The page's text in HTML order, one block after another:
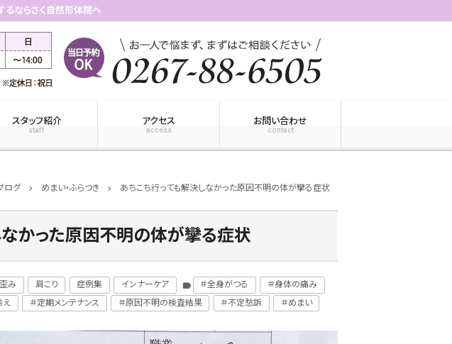
るならさく自然形体院へ
スタッフ紹介
staff
アクセス
access
お問い合わせ
contact
ログ chevron_right めまい・ふらつき chevron_right あちこち行っても解決しなかった原因不明の体が攣る症状
なかった原因不明の体が攣る症状
み 肩こり 症例集 インナーケア label ＃全身がつる
＃身体の痛み
え ＃定期メンテナンス ＃原因不明の検査結果 ＃不定愁訴 ＃めまい